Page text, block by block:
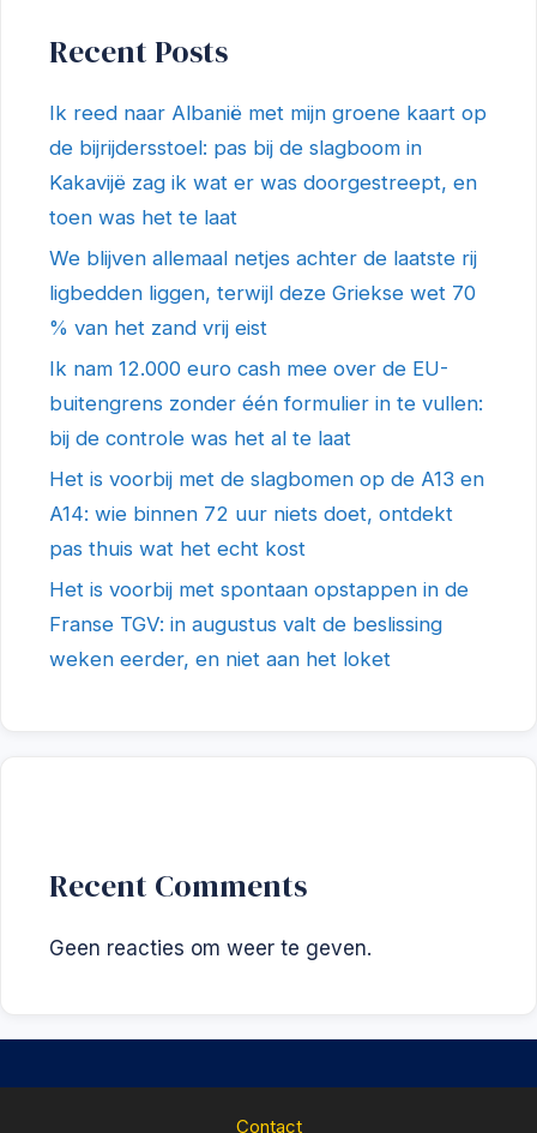
Recent Posts
Ik reed naar Albanië met mijn groene kaart op
de bijrijdersstoel: pas bij de slagboom in
Kakavijë zag ik wat er was doorgestreept, en
toen was het te laat
We blijven allemaal netjes achter de laatste rij
ligbedden liggen, terwijl deze Griekse wet 70
% van het zand vrij eist
Ik nam 12.000 euro cash mee over de EU-
buitengrens zonder één formulier in te vullen:
bij de controle was het al te laat
Het is voorbij met de slagbomen op de A13 en
A14: wie binnen 72 uur niets doet, ontdekt
pas thuis wat het echt kost
Het is voorbij met spontaan opstappen in de
Franse TGV: in augustus valt de beslissing
weken eerder, en niet aan het loket
Recent Comments
Geen reacties om weer te geven.
Contact